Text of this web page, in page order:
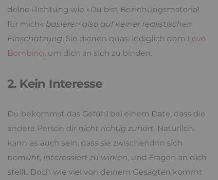
deine Richtung wie »Du bist Beziehungsmaterial
für mich« basieren also auf keiner realistischen
Einschätzung. Sie dienen quasi lediglich dem Love
Bombing, um dich an sich zu binden.
2. Kein Interesse
Du bekommst das Gefühl bei einem Date, dass die
andere Person dir nicht richtig zuhört. Natürlich
kann es auch sein, dass sie zwischendrin sich
bemüht, interessiert zu wirken, und Fragen an dich
stellt. Doch wie viel von deinem Gesagten kommt